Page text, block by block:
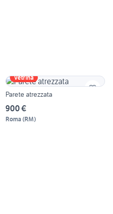
Vetrina
Parete atrezzata
900 €
Roma (RM)